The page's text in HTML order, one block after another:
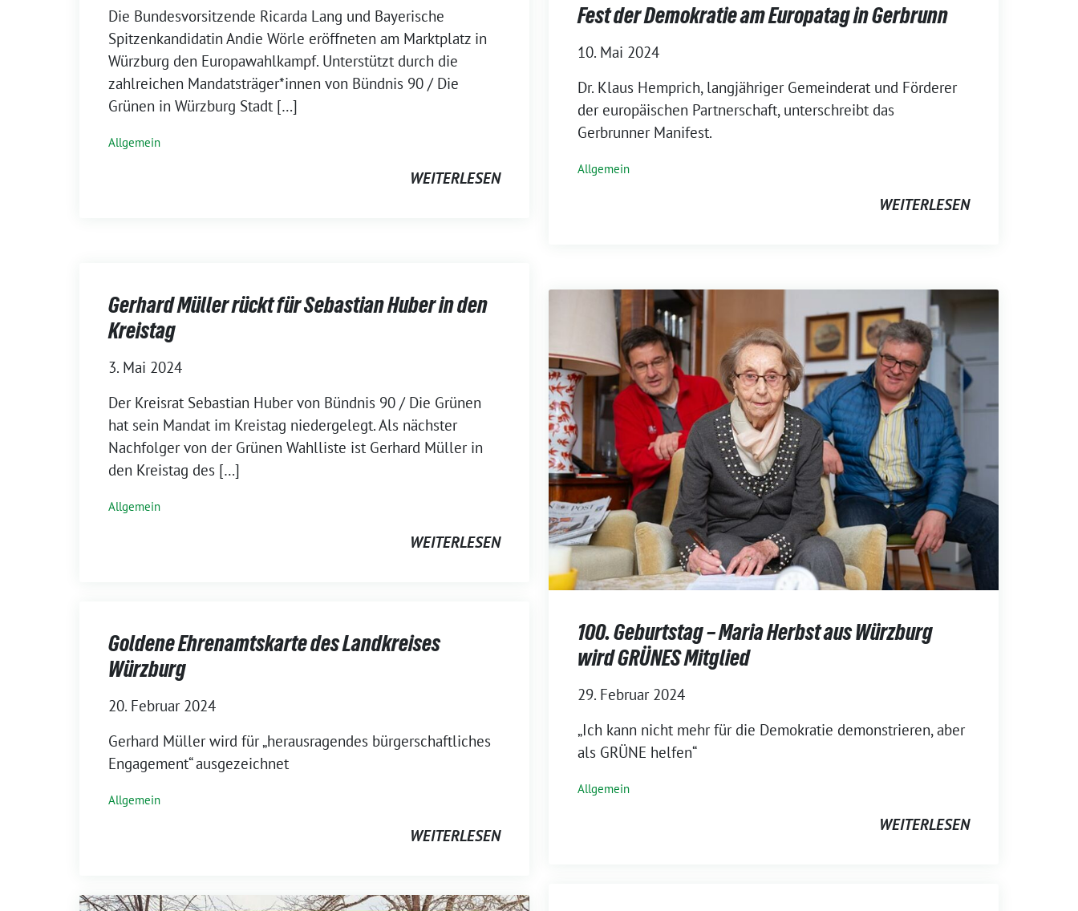
Die Bundesvorsitzende Ricarda Lang und Bayerische
Spitzenkandidatin Andie Wörle eröffneten am Marktplatz in
Würzburg den Europawahlkampf. Unterstützt durch die
zahlreichen Mandatsträger*innen von Bündnis 90 / Die
Grünen in Würzburg Stadt […]
Allgemein
WEITERLESEN
Fest der Demokratie am Europatag in Gerbrunn
10. Mai 2024
Dr. Klaus Hemprich, langjähriger Gemeinderat und Förderer
der europäischen Partnerschaft, unterschreibt das
Gerbrunner Manifest.
Allgemein
WEITERLESEN
Gerhard Müller rückt für Sebastian Huber in den
Kreistag
3. Mai 2024
Der Kreisrat Sebastian Huber von Bündnis 90 / Die Grünen
hat sein Mandat im Kreistag niedergelegt. Als nächster
Nachfolger von der Grünen Wahlliste ist Gerhard Müller in
den Kreistag des […]
Allgemein
WEITERLESEN
100. Geburtstag – Maria Herbst aus Würzburg
wird GRÜNES Mitglied
29. Februar 2024
„Ich kann nicht mehr für die Demokratie demonstrieren, aber
als GRÜNE helfen“
Allgemein
WEITERLESEN
Goldene Ehrenamtskarte des Landkreises
Würzburg
20. Februar 2024
Gerhard Müller wird für „herausragendes bürgerschaftliches
Engagement“ ausgezeichnet
Allgemein
WEITERLESEN